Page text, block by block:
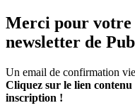
Merci pour
newsletter de
Un email de confirmation
Cliquez sur le lien
inscription !